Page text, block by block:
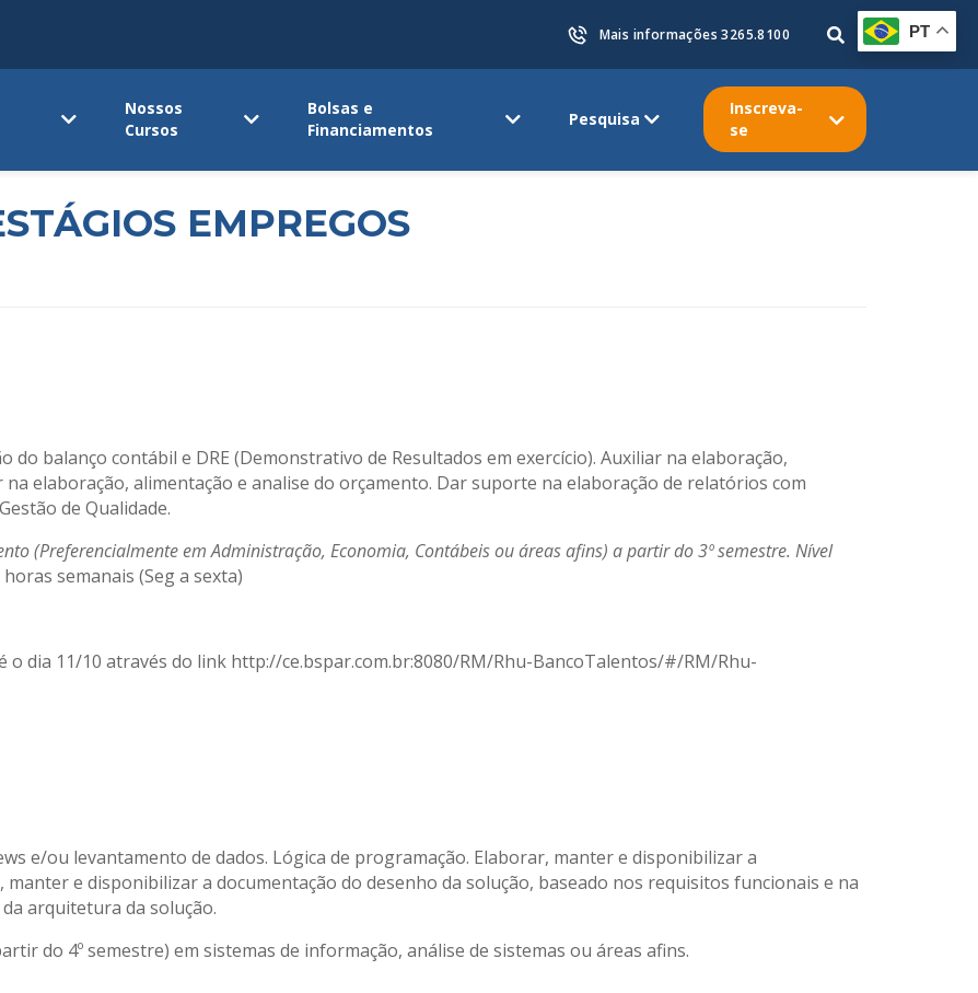
Mais informações 3265.8100
Nossos
Cursos
Bolsas e
Financiamentos
Pesquisa
Inscreva-
se
EMPREGOS
do balanço contábil e DRE (Demonstrativo de Resultados em exercício). Auxiliar na elaboração,
elaboração, alimentação e analise do orçamento. Dar suporte na elaboração de relatórios com
de Qualidade.
(Preferencialmente em Administração, Economia, Contábeis ou áreas afins) a partir do 3º semestre. Nível
semanais (Seg a sexta)
o dia 11/10 através do link http://ce.bspar.com.br:8080/RM/Rhu-BancoTalentos/#/RM/Rhu-
e/ou levantamento de dados. Lógica de programação. Elaborar, manter e disponibilizar a
e disponibilizar a documentação do desenho da solução, baseado nos requisitos funcionais e na
arquitetura da solução.
do 4º semestre) em sistemas de informação, análise de sistemas ou áreas afins.
PT